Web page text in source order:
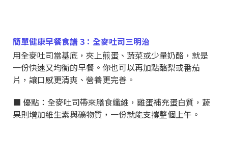
簡單健康早餐食譜 3：全麥吐司三明治
用全麥吐司當基底，夾上煎蛋、蔬菜或少量奶酪，就是
一份快速又均衡的早餐。你也可以再加點酪梨或番茄
片，讓口感更清爽、營養更完善。
■ 優點：全麥吐司帶來膳食纖維，雞蛋補充蛋白質，蔬
果則增加維生素與礦物質，一份就能支撐整個上午。